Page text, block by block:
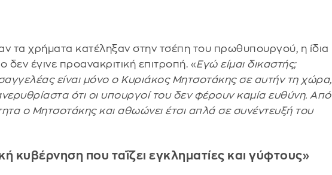
τα χρήματα κατέληξαν στην τσέπη του πρωθυπουργού, η ίδια
έγινε προανακριτική επιτροπή. «Εγώ είμαι δικαστής;
είναι μόνο ο Κυριάκος Μητσοτάκης σε αυτήν τη χώρα,
ότι οι υπουργοί του δεν φέρουν καμία ευθύνη. Από
ο Μητσοτάκης και αθωώνει έτσι απλά σε συνέντευξή του
κυβέρνηση που ταΐζει εγκληματίες και γύφτους»